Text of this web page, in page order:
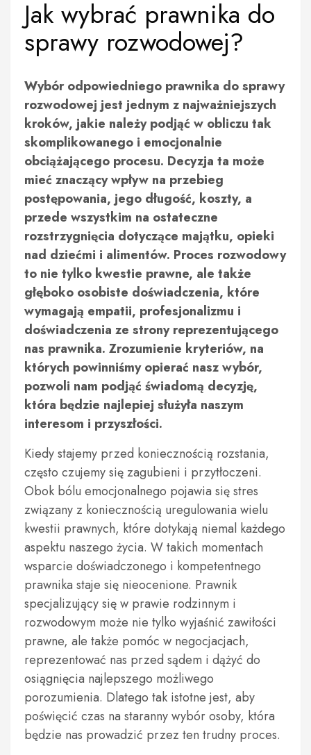
Jak wybrać prawnika do
sprawy rozwodowej?
Wybór odpowiedniego prawnika do sprawy
rozwodowej jest jednym z najważniejszych
kroków, jakie należy podjąć w obliczu tak
skomplikowanego i emocjonalnie
obciążającego procesu. Decyzja ta może
mieć znaczący wpływ na przebieg
postępowania, jego długość, koszty, a
przede wszystkim na ostateczne
rozstrzygnięcia dotyczące majątku, opieki
nad dziećmi i alimentów. Proces rozwodowy
to nie tylko kwestie prawne, ale także
głęboko osobiste doświadczenia, które
wymagają empatii, profesjonalizmu i
doświadczenia ze strony reprezentującego
nas prawnika. Zrozumienie kryteriów, na
których powinniśmy opierać nasz wybór,
pozwoli nam podjąć świadomą decyzję,
która będzie najlepiej służyła naszym
interesom i przyszłości.
Kiedy stajemy przed koniecznością rozstania,
często czujemy się zagubieni i przytłoczeni.
Obok bólu emocjonalnego pojawia się stres
związany z koniecznością uregulowania wielu
kwestii prawnych, które dotykają niemal każdego
aspektu naszego życia. W takich momentach
wsparcie doświadczonego i kompetentnego
prawnika staje się nieocenione. Prawnik
specjalizujący się w prawie rodzinnym i
rozwodowym może nie tylko wyjaśnić zawiłości
prawne, ale także pomóc w negocjacjach,
reprezentować nas przed sądem i dążyć do
osiągnięcia najlepszego możliwego
porozumienia. Dlatego tak istotne jest, aby
poświęcić czas na staranny wybór osoby, która
będzie nas prowadzić przez ten trudny proces.